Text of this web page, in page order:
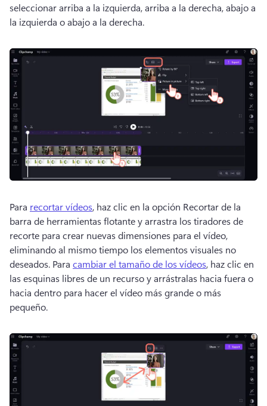
seleccionar arriba a la izquierda, arriba a la derecha, abajo a
la izquierda o abajo a la derecha.
Para recortar vídeos, haz clic en la opción Recortar de la
barra de herramientas flotante y arrastra los tiradores de
recorte para crear nuevas dimensiones para el vídeo,
eliminando al mismo tiempo los elementos visuales no
deseados. Para cambiar el tamaño de los vídeos, haz clic en
las esquinas libres de un recurso y arrástralas hacia fuera o
hacia dentro para hacer el vídeo más grande o más
pequeño.